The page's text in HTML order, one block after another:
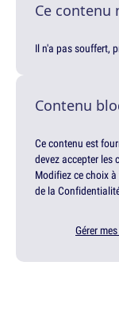
Ce contenu
Il n'a pas souffert,
Contenu
Ce contenu est
devez accepter les
Modifiez ce choix
de la
Gérer